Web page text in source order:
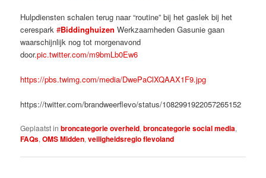
Hulpdiensten schalen terug naar “routine” bij het gaslek bij het
cerespark#Biddinghuizen Werkzaamheden Gasunie gaan
waarschijnlijk nog tot morgenavond
door.pic.twitter.com/m9bmLb0Ew6
https://pbs.twimg.com/media/DwePaClXQAAX1F9.jpg
https://twitter.com/brandweerflevo/status/1082991922057265152
Geplaatst in broncategorie overheid,broncategorie social media,
FAQs,OMS Midden,veiligheidsregio flevoland